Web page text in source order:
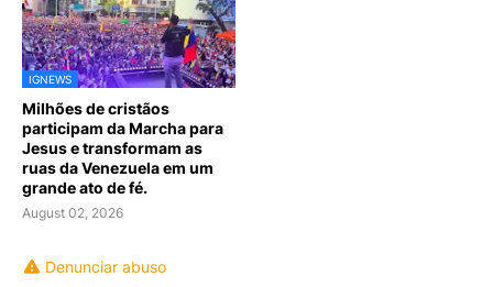
IGNEWS
Milhões de cristãos
participam da Marcha para
Jesus e transformam as
ruas da Venezuela em um
grande ato de fé.
August 02, 2026
Denunciar abuso